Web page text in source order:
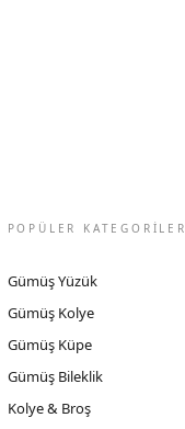
POPÜLER KATEGORİLER
Gümüş Yüzük
Gümüş Kolye
Gümüş Küpe
Gümüş Bileklik
Kolye & Broş